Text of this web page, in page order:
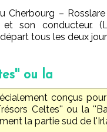
–
son conducteur.
tous les deux
ou la
conçus
Celtes'' ou la
la partie sud de